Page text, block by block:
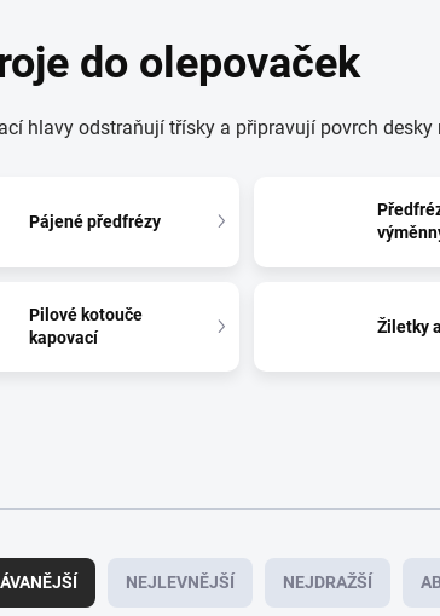
do olepovaček
hlavy odstraňují třísky a připravují povrch
Pájené předfrézy
Pilové kotouče
kapovací
Žiletky
NEJLEVNĚJŠÍ NEJDRAŽŠÍ